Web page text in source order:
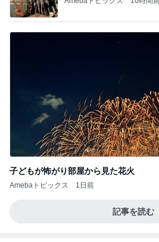
子どもが怖がり部屋から見た花火
Amebaトピックス 1日前
記事を読む